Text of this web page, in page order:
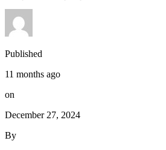
Published
11 months ago
on
December 27, 2024
By